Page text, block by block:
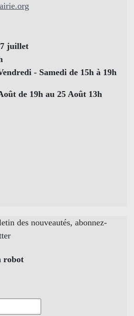
juillet
- Samedi de 15h à 19h
de 19h au 25 Août 13h
des nouveautés, abonnez-
robot